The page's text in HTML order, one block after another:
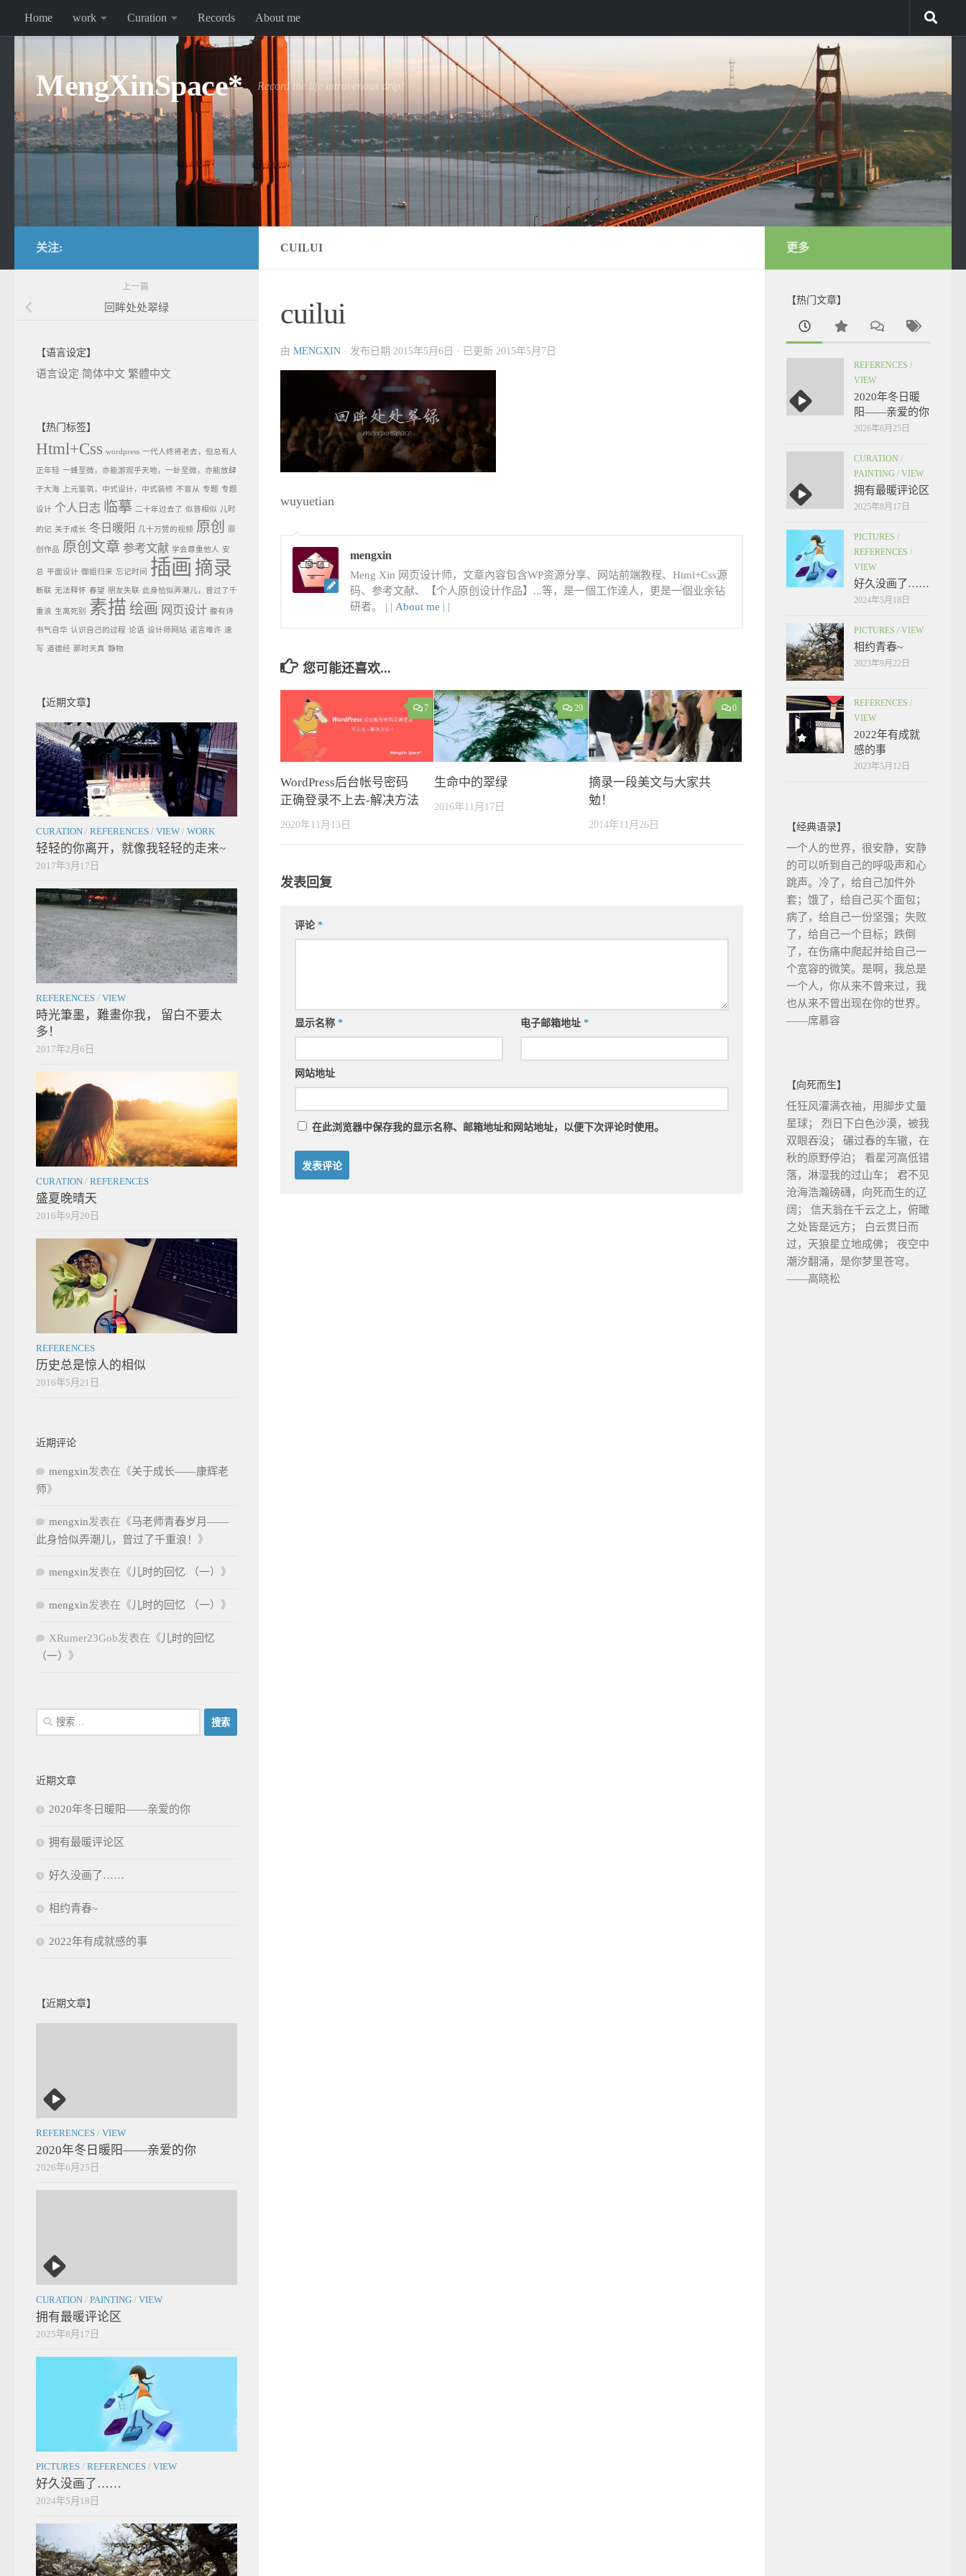
跳至内容
Home work Curation Records About me
MengXinSpace* Record the life intravenous drip!
CUILUI
cuilui
由 MENGXIN · 发布日期 2015年5月6日 · 已更新 2015年5月7日
wuyuetian
mengxin
Meng Xin 网页设计师，文章內容包含WP资源分享、网站前端教程、Html+Css源
码、参考文献、【个人原创设计作品】...等，是一個工作達人，更是一個业余钻
研者。 | | About me | |
您可能还喜欢...
7
WordPress后台帐号密码
正确登录不上去-解决方法
2020年11月13日
29
生命中的翠绿
2016年11月17日
0
摘录一段美文与大家共
勉！
2014年11月26日
发表回复
评论 *
显示名称 * 电子邮箱地址*
网站地址
在此浏览器中保存我的显示名称、邮箱地址和网站地址，以便下次评论时使用。
关注:
上一篇
回眸处处翠绿
【语言设定】
语言设定 简体中文 繁體中文
【热门标签】
Html+Css wordpress 一代人终将老去，但总有人
正年轻 一蜂至微，亦能游观乎天地，一虲至微，亦能放肆
于大海 上元鉴筑，中式设计，中式装修 不盲从 专题 专题
设计 个人日志 临摹 二十年过去了 似曾相似 儿时
的记 关于成长 冬日暖阳 几十万赞的视频 原创 原
创作品 原创文章 参考文献 学会尊重他人 安
总 平面设计 御姐归来 忘记时间 插画 摘录
断联 无法释怀 春望 朋友失联 此身恰似弄潮儿，曾过了千
重浪 生离死别 素描 绘画 网页设计 腹有诗
书气自华 认识自己的过程 论语 设计师网站 诺言难许 速
写 道德经 那时天真 静物
【近期文章】
CURATION / REFERENCES / VIEW / WORK
轻轻的你离开，就像我轻轻的走来~
2017年3月17日
REFERENCES / VIEW
時光筆墨，難畫你我， 留白不要太
多！
2017年2月6日
CURATION / REFERENCES
盛夏晚晴天
2016年9月20日
REFERENCES
历史总是惊人的相似
2016年5月21日
近期评论
mengxin发表在《关于成长——康辉老
师》
mengxin发表在《马老师青春岁月——
此身恰似弄潮儿，曾过了千重浪！ 》
mengxin发表在《儿时的回忆 （一） 》
mengxin发表在《儿时的回忆 （一） 》
XRumer23Gob发表在《儿时的回忆
（一） 》
搜
索：
近期文章
2020年冬日暖阳——亲爱的你
拥有最暖评论区
好久没画了……
相约青春~
2022年有成就感的事
【近期文章】
REFERENCES / VIEW
2020年冬日暖阳——亲爱的你
2026年6月25日
CURATION / PAINTING / VIEW
拥有最暖评论区
2025年8月17日
PICTURES / REFERENCES / VIEW
好久没画了……
2024年5月18日
更多
【热门文章】
REFERENCES /
VIEW
2020年冬日暖
阳——亲爱的你
2026年6月25日
CURATION /
PAINTING / VIEW
拥有最暖评论区
2025年8月17日
PICTURES /
REFERENCES /
VIEW
好久没画了……
2024年5月18日
PICTURES / VIEW
相约青春~
2023年9月22日
REFERENCES /
VIEW
2022年有成就
感的事
2023年5月12日
【经典语录】
一个人的世界，很安静，安静
的可以听到自己的呼吸声和心
跳声。冷了，给自己加件外
套；饿了，给自己买个面包；
病了，给自己一份坚强；失败
了，给自己一个目标；跌倒
了，在伤痛中爬起并给自己一
个宽容的微笑。是啊，我总是
一个人，你从来不曾来过，我
也从来不曾出现在你的世界。
——席慕容
【向死而生】
任狂风灌满衣袖，用脚步丈量
星球； 烈日下白色沙漠，被我
双眼吞没； 碾过春的车辙，在
秋的原野停泊； 看星河高低错
落，淋湿我的过山车； 君不见
沧海浩瀚磅礴，向死而生的辽
阔； 信天翁在千云之上，俯瞰
之处皆是远方； 白云贯日而
过，天狼星立地成佛； 夜空中
潮汐翻涌，是你梦里苍穹。
——高晓松